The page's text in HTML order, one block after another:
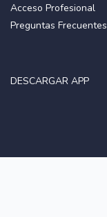
Acceso Profesional
Preguntas Frecuentes
DESCARGAR APP